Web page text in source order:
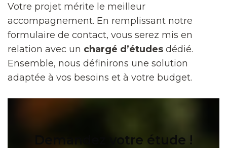
Votre projet mérite le meilleur
accompagnement. En remplissant notre
formulaire de contact, vous serez mis en
relation avec un chargé d’études dédié.
Ensemble, nous définirons une solution
adaptée à vos besoins et à votre budget.
Demandez votre étude !